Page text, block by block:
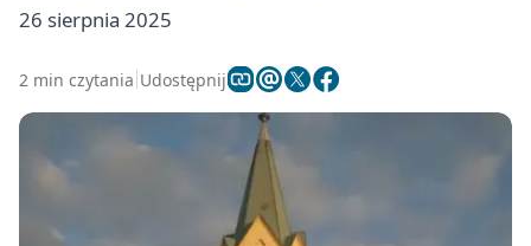
26 sierpnia 2025
2 min czytania Udostępnij